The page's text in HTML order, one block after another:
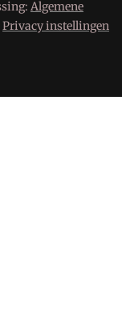
Algemene
Privacy instellingen